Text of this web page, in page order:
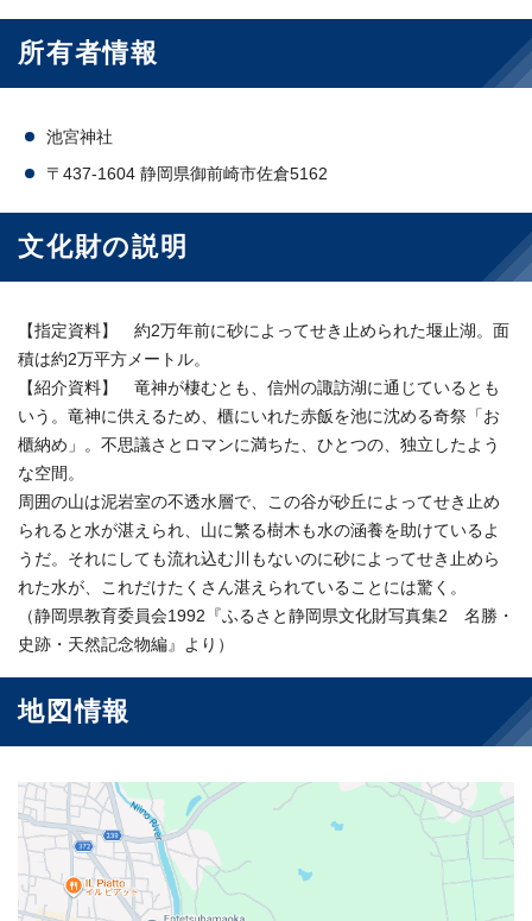
所有者情報
池宮神社
〒437-1604 静岡県御前崎市佐倉5162
文化財の説明
【指定資料】 約2万年前に砂によってせき止められた堰止湖。面
積は約2万平方メートル。
【紹介資料】 竜神が棲むとも、信州の諏訪湖に通じているとも
いう。竜神に供えるため、櫃にいれた赤飯を池に沈める奇祭「お
櫃納め」。不思議さとロマンに満ちた、ひとつの、独立したよう
な空間。
周囲の山は泥岩室の不透水層で、この谷が砂丘によってせき止め
られると水が湛えられ、山に繁る樹木も水の涵養を助けているよ
うだ。それにしても流れ込む川もないのに砂によってせき止めら
れた水が、これだけたくさん湛えられていることには驚く。
（静岡県教育委員会1992『ふるさと静岡県文化財写真集2 名勝・
史跡・天然記念物編』より）
地図情報